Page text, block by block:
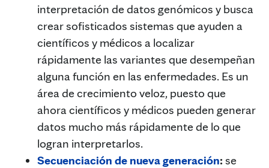
interpretación de datos genómicos y busca
crear sofisticados sistemas que ayuden a
científicos y médicos a localizar
rápidamente las variantes que desempeñan
alguna función en las enfermedades. Es un
área de crecimiento veloz, puesto que
ahora científicos y médicos pueden generar
datos mucho más rápidamente de lo que
logran interpretarlos.
Secuenciación de nueva generación:se